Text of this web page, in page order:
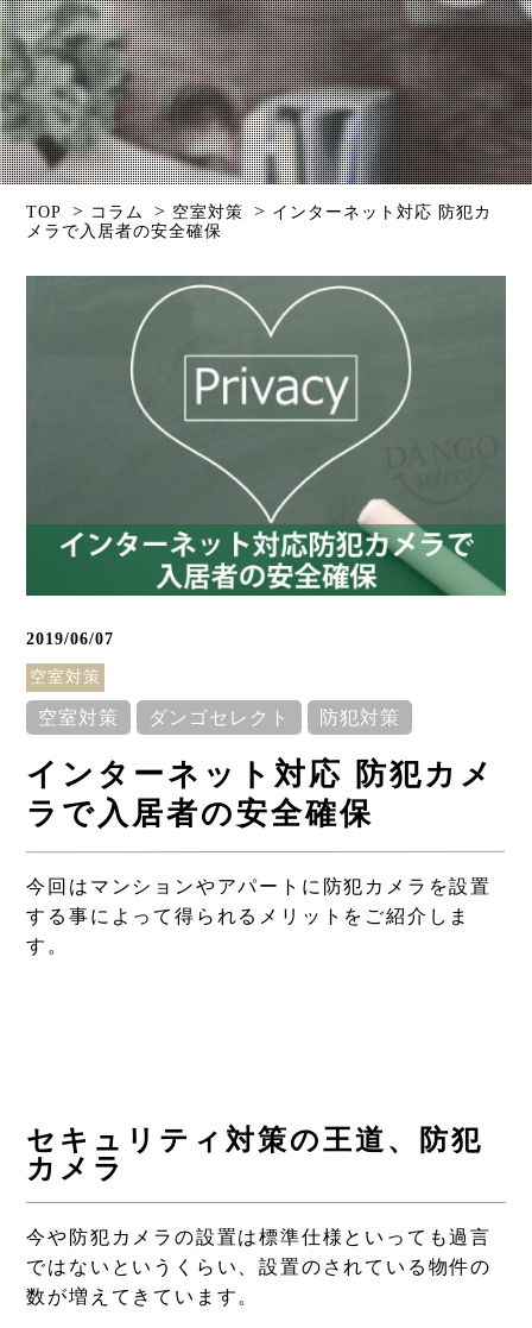
Column
TOP > コラム > 空室対策 > インターネット対応 防犯カ
メラで入居者の安全確保
2019/06/07
空室対策
空室対策 ダンゴセレクト 防犯対策
インターネット対応 防犯カメ
ラで入居者の安全確保
今回はマンションやアパートに防犯カメラを設置
する事によって得られるメリットをご紹介しま
す。
セキュリティ対策の王道、防犯
カメラ
今や防犯カメラの設置は標準仕様といっても過言
ではないというくらい、設置のされている物件の
数が増えてきています。